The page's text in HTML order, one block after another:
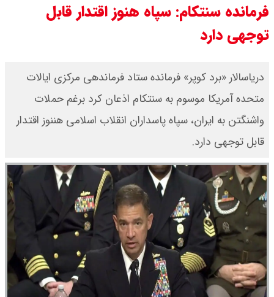
فرمانده سنتکام: سپاه هنوز اقتدار قابل
توجهی دارد
دریاسالار «برد کوپر» فرمانده ستاد فرماندهی مرکزی ایالات
متحده آمریکا موسوم به سنتکام اذعان کرد برغم حملات
واشنگتن به ایران، سپاه پاسداران انقلاب اسلامی هننوز اقتدار
قابل توجهی دارد.